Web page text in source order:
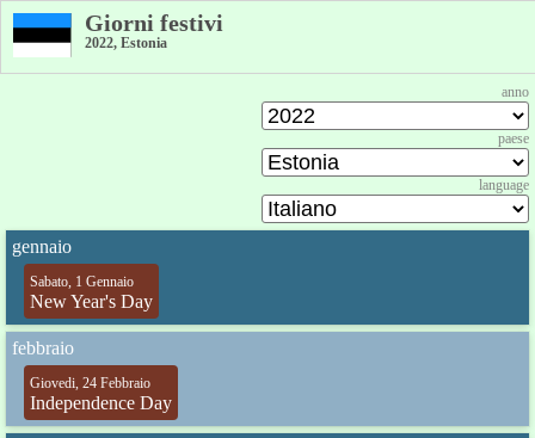
Giorni festivi
2022, Estonia
anno
paese
language
gennaio
Sabato, 1 Gennaio
New Year's Day
febbraio
Giovedi, 24 Febbraio
Independence Day